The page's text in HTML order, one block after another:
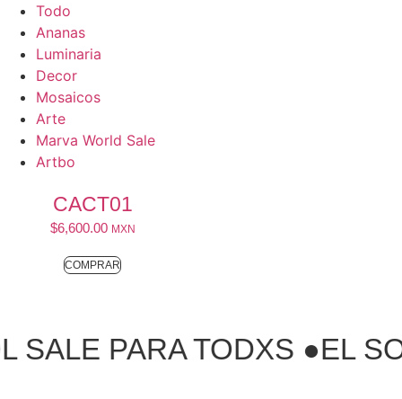
Todo
Ananas
Luminaria
Decor
Mosaicos
Arte
Marva World Sale
Artbo
CACT01
$6,600.00 MXN
COMPRAR
PARA TODXS ●EL SOL